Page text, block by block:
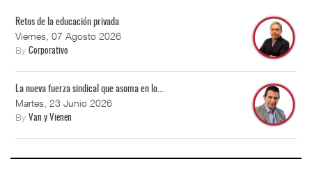
Retos de la educación privada
Viernes, 07 Agosto 2026
By Corporativo
La nueva fuerza sindical que asoma en lo...
Martes, 23 Junio 2026
By Van y Vienen